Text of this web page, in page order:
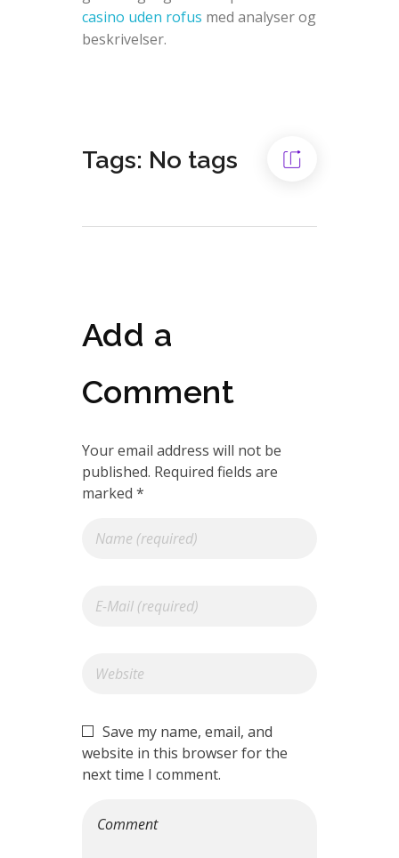
casino uden rofus med analyser og
beskrivelser.
Tags: No tags
Add a
Comment
Your email address will not be
published. Required fields are
marked *
Save my name, email, and
website in this browser for the
next time I comment.